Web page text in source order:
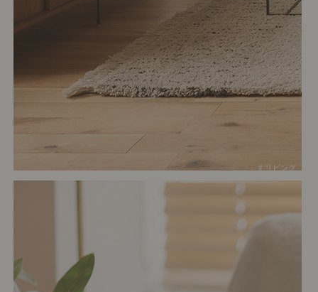
# リビング